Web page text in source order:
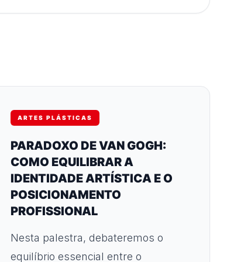
ARTES PLÁSTICAS
PARADOXO DE VAN GOGH:
COMO EQUILIBRAR A
IDENTIDADE ARTÍSTICA E O
POSICIONAMENTO
PROFISSIONAL
Nesta palestra, debateremos o
equilíbrio essencial entre o